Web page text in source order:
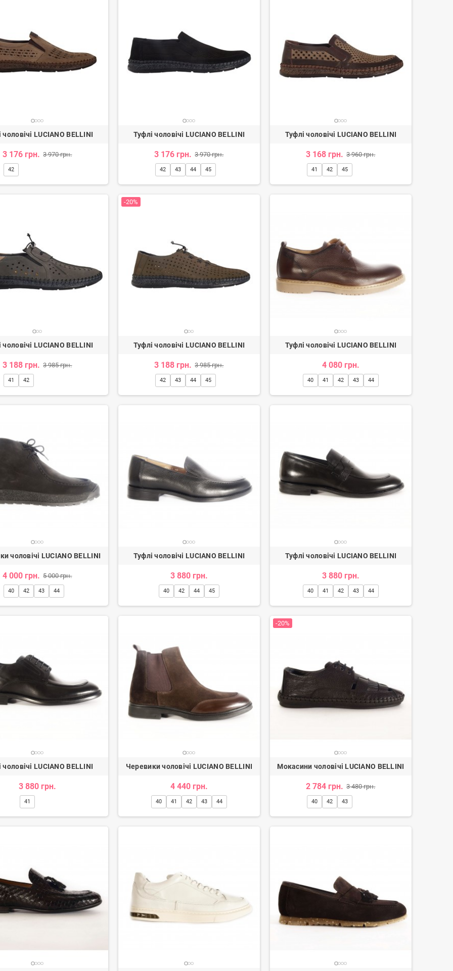
жіночі Туфлі жіночі
жіночі Балетки жіночі
1 134 грн. -20%
Балетки жіночі
891 грн.
чоловічі LUCIANO BELLINI
3 176 грн. 3 970 грн.
42
Туфлі чоловічі LUCIANO BELLINI
3 176 грн. 3 970 грн.
42 43 44 45
Туфлі чоловічі LUCIANO BELLINI
3 168 грн. 3 960 грн.
41 42 45
чоловічі LUCIANO BELLINI
3 188 грн. 3 985 грн.
41 42
-20%
Туфлі чоловічі LUCIANO BELLINI
3 188 грн. 3 985 грн.
42 43 44 45
Туфлі чоловічі LUCIANO BELLINI
4 080 грн.
40 41 42 43 44
чоловічі LUCIANO BELLINI
4 000 грн. 5 000 грн.
40 42 43 44
Туфлі чоловічі LUCIANO BELLINI
3 880 грн.
40 42 44 45
Туфлі чоловічі LUCIANO BELLINI
3 880 грн.
40 41 42 43 44
чоловічі LUCIANO BELLINI
3 880 грн.
41
Черевики чоловічі LUCIANO BELLINI
4 440 грн.
40 41 42 43 44
-20%
Мокасини чоловічі LUCIANO BELLINI
2 784 грн. 3 480 грн.
40 42 43